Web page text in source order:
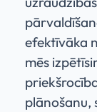
efektīvāka
mēs
plānošanu,